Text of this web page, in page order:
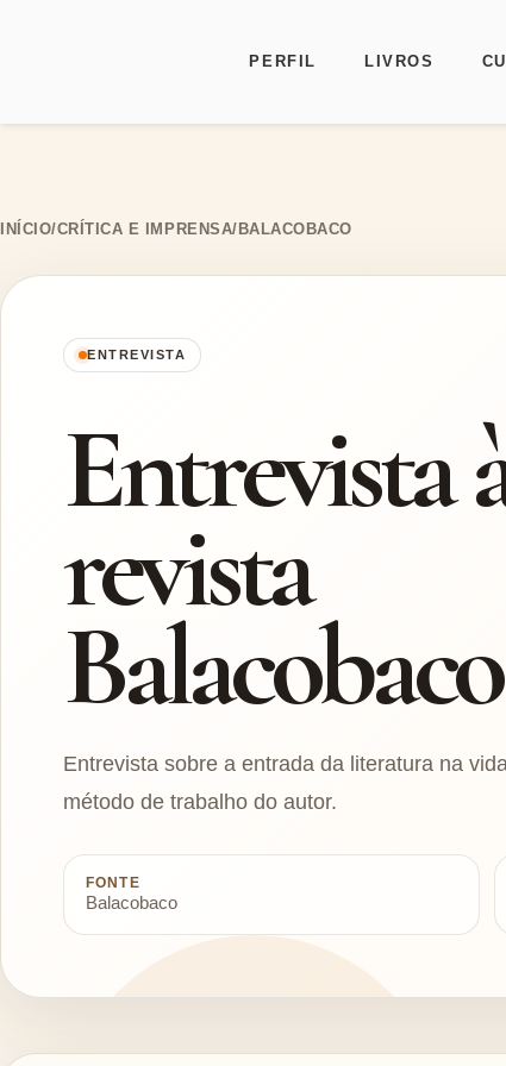
PERFIL LIVROS
INÍCIO/CRÍTICA E IMPRENSA/ BALACOBACO
ENTREVISTA
Entrevista
revista
Balacobaco
Entrevista sobre a entrada da literatura na
método de trabalho do autor.
FONTE
Balacobaco